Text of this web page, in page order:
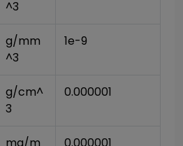
^3
g/mm
^3
1e-9
g/cm^
3
0.000001